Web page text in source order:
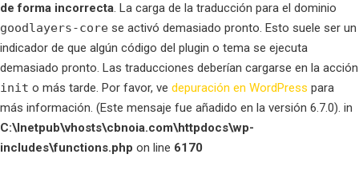
de forma incorrecta. La carga de la traducción para el dominio
goodlayers-core se activó demasiado pronto. Esto suele ser un
indicador de que algún código del plugin o tema se ejecuta
demasiado pronto. Las traducciones deberían cargarse en la acción
init o más tarde. Por favor, ve depuración en WordPress para
más información. (Este mensaje fue añadido en la versión 6.7.0). in
C:\Inetpub\vhosts\cbnoia.com\httpdocs\wp-
includes\functions.php on line 6170